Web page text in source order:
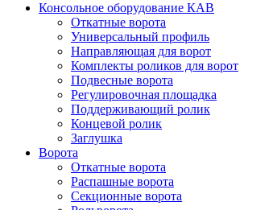
Консольное оборудование КАВ
Откатные ворота
Универсальный профиль
Направляющая для ворот
Комплекты роликов для ворот
Подвесные ворота
Регулировочная площадка
Поддерживающий ролик
Концевой ролик
Заглушка
Ворота
Откатные ворота
Распашные ворота
Секционные ворота